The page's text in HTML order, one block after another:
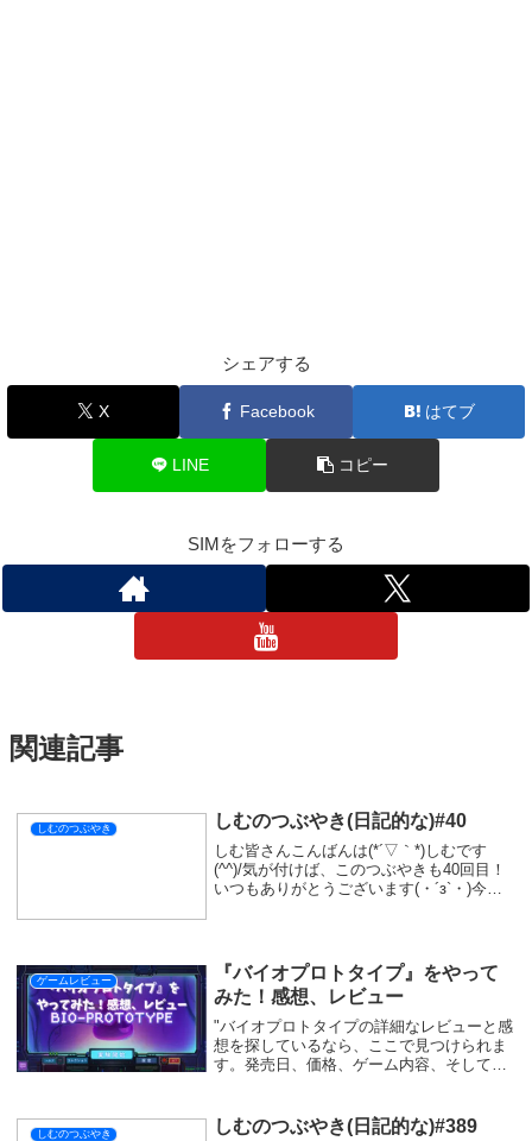
シェアする
X Facebook はてブ
LINE コピー
SIMをフォローする
関連記事
しむのつぶやき しむのつぶやき(日記的な)#40
しむ皆さんこんばんは(*´▽｀*)しむです
(^^)/気が付けば、このつぶやきも40回目！
いつもありがとうございます(・´з`・)今日
ゲームレビュー
『バイオプロトタイプ』をやって
みた！感想、レビュー
"バイオプロトタイプの詳細なレビューと感
想を探しているなら、ここで見つけられま
す。発売日、価格、ゲーム内容、そして独
しむのつぶやき しむのつぶやき(日記的な)#389